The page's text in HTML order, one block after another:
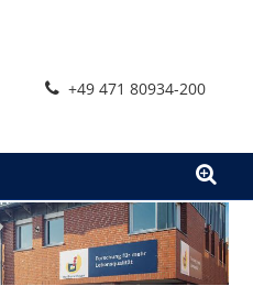
+49 471 80934-200